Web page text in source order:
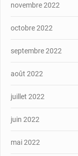
novembre 2022
octobre 2022
septembre 2022
août 2022
juillet 2022
juin 2022
mai 2022